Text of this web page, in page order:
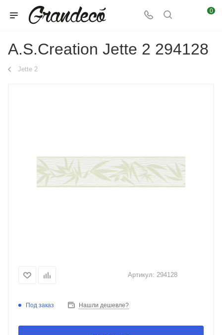
0
A.S.Creation Jette 2 294128
Jette 2
Артикул: 294128
Под заказ Нашли дешевле?